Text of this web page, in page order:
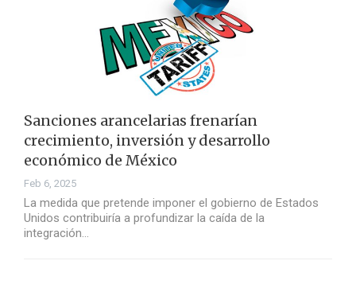
Sanciones arancelarias frenarían
crecimiento, inversión y desarrollo
económico de México
Feb 6, 2025
La medida que pretende imponer el gobierno de Estados
Unidos contribuiría a profundizar la caída de la
integración…